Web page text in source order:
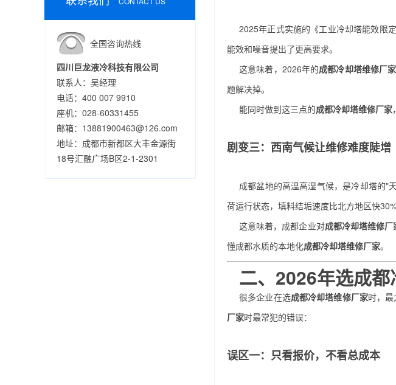
全国咨询热线
四川巨龙液冷科技有限公司
联系人：吴经理
电话：400 007 9910
座机：028-60331455
邮箱：13881900463@126.com
地址：成都市新都区大丰金源街
18号汇融广场B区2-1-2301
2025年正式实施的《工业冷却塔能效限
能效和噪音提出了更高要求。
这意味着，2026年的成都冷却塔维修厂家
题解决掉。
能同时做到这三点的成都冷却塔维修厂家
剧变三：西南气候让维修难度陡增
成都盆地的高温高湿气候，是冷却塔的
荷运行状态，填料结垢速度比北方地区快
这意味着，成都企业对成都冷却塔维修厂
懂成都水质的本地化成都冷却塔维修厂家。
二、2026年选成都
很多企业在选成都冷却塔维修厂家时，
厂家时最常犯的错误：
误区一：只看报价，不看总成本